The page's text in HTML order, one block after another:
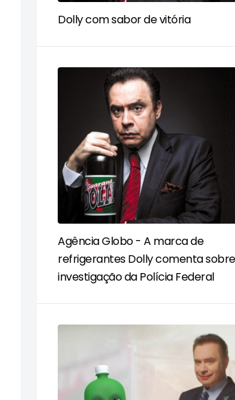
Dolly com sabor de vitória
Agência Globo - A marca de
refrigerantes Dolly comenta
investigação da Polícia Federal